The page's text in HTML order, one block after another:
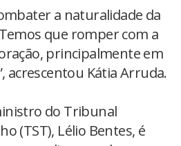
a naturalidade da
que romper com a
principalmente em
acrescentou Kátia Arruda.
do Tribunal
(TST), Lélio Bentes, é